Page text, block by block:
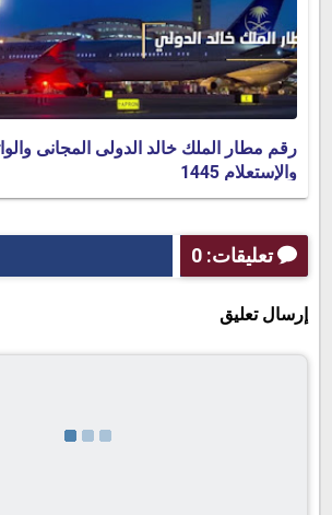
رقم مطار الملك خالد الدولى المجانى
والإستعلام 1445
تعليقات: 0
إرسال تعليق